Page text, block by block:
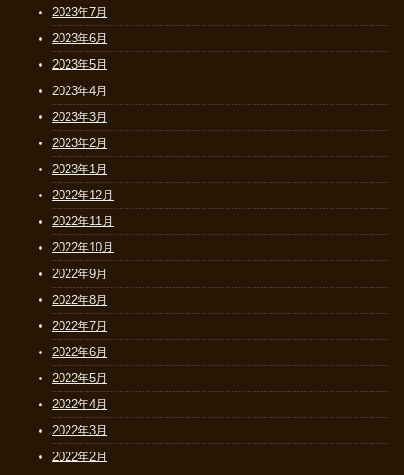
2023年7月
2023年6月
2023年5月
2023年4月
2023年3月
2023年2月
2023年1月
2022年12月
2022年11月
2022年10月
2022年9月
2022年8月
2022年7月
2022年6月
2022年5月
2022年4月
2022年3月
2022年2月